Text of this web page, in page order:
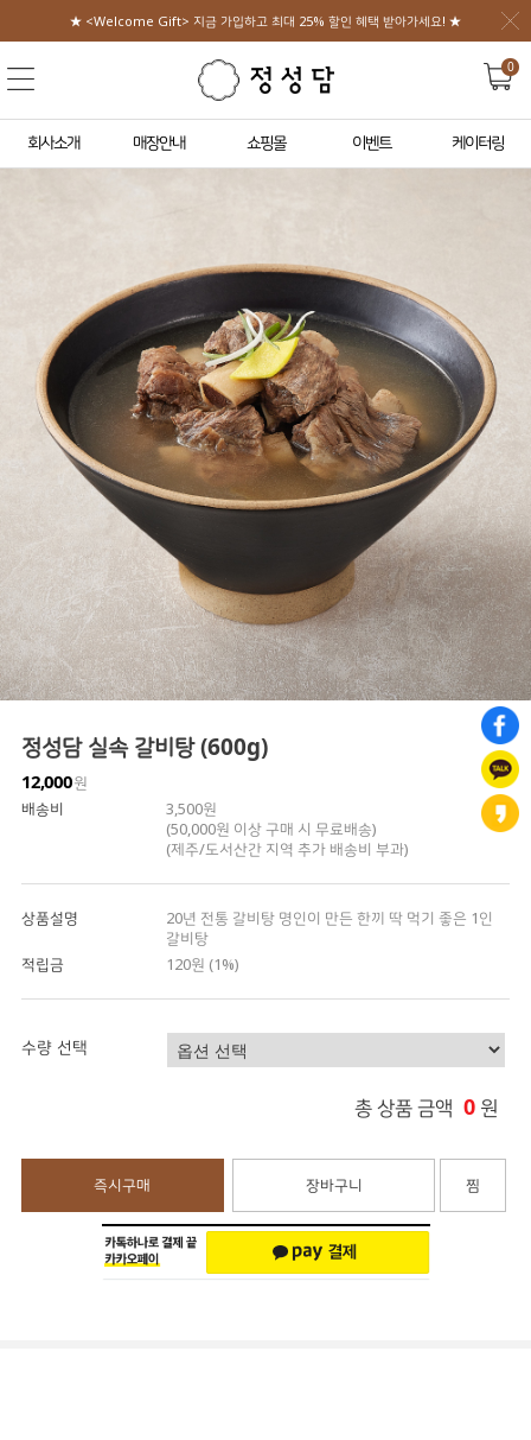
★ <Welcome Gift> 지금 가입하고 최대 25% 할인 혜택 받아가세요! ★
0
회사소개 매장안내 쇼핑몰 이벤트 케이터링
정성담 실속 갈비탕 (600g)
12,000원
배송비
3,500원
(50,000원 이상 구매 시 무료배송)
(제주/도서산간 지역 추가 배송비 부과)
상품설명
20년 전통 갈비탕 명인이 만든 한끼 딱 먹기 좋은 1인
갈비탕
적립금
120원 (1%)
수량 선택
총 상품 금액 0 원
즉시구매 장바구니 찜